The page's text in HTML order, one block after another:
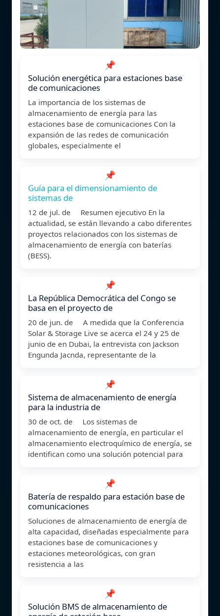
📌
Solución energética para estaciones base
de comunicaciones
La importancia de los sistemas de
almacenamiento de energía para las
estaciones base de comunicaciones Con la
expansión de las redes de comunicación
globales, especialmente el
📌
Guía para el dimensionamiento de
sistemas de
12 de jul. de Resumen ejecutivo En la
actualidad, se están llevando a cabo diferentes
proyectos relacionados con los sistemas de
almacenamiento de energía con baterías
(BESS).
📌
La República Democrática del Congo se
basa en el proyecto de
20 de jun. de A medida que la Conferencia
Solar & Storage Live se acerca el 24 y 25 de
junio de en Dubai, la entrevista con Jackson
Engunda Jacnda, representante de la
📌
Sistema de almacenamiento de energía
para la industria de
30 de oct. de Los sistemas de
almacenamiento de energía, en particular el
almacenamiento electroquímico de energía, se
identifican como una solución potencial para
📌
Batería de respaldo para estación base de
comunicaciones
Soluciones de almacenamiento de energía de
alta capacidad, diseñadas especialmente para
estaciones base de comunicaciones y
estaciones meteorológicas, con gran
resistencia a las
📌
Solución BMS de almacenamiento de